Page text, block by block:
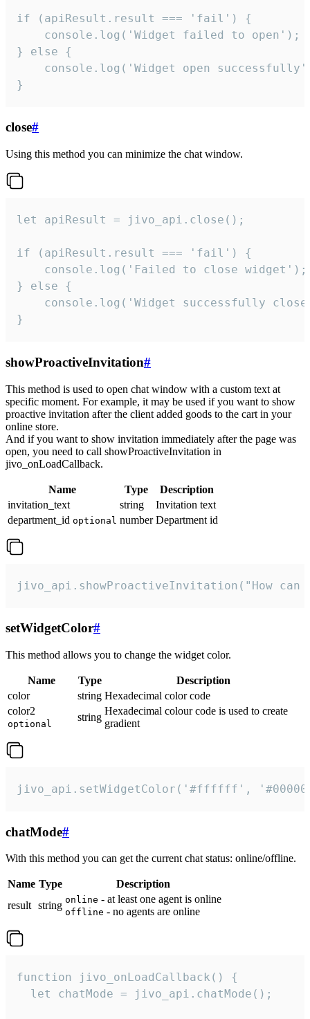
if (apiResult.result === 'fail') {
    console.log('Widget failed to open');
} else {
console.log('Widget open
}
close#
Using this method you can minimize the chat window.
let apiResult = jivo_api.close();
if (apiResult.result === 'fail') {
    console.log('Failed to close widget');
} else {
console.log('Widget successfully
}
showProactiveInvitation#
This method is used to open chat window with a custom text at
specific moment. For example, it may be used if you want to show
proactive invitation after the client added goods to the cart in your
online store.
And if you want to show invitation immediately after the page was
open, you need to call showProactiveInvitation in
jivo_onLoadCallback.
Name Type
Description
invitation_text
string
Invitation text
department_id optional number Department id
jivo_api.showProactiveInvitation("How
setWidgetColor#
This method allows you to change the widget color.
Name Type
Description
color
string Hexadecimal color code
color2
optional
string
Hexadecimal colour code is used to create
gradient
jivo_api.setWidgetColor('#ffffff',
chatMode#
With this method you can get the current chat status: online/offline.
Name Type
Description
result string online - at least one agent is online
offline - no agents are online
function jivo_onLoadCallback() {
  let chatMode = jivo_api.chatMode();